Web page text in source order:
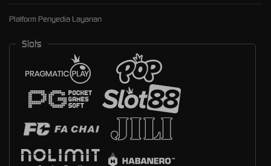
Platform Penyedia Layanan
Slots